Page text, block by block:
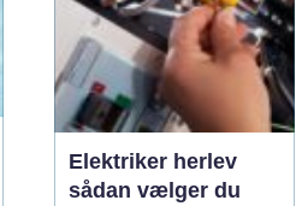
Elektriker herlev
sådan vælger du